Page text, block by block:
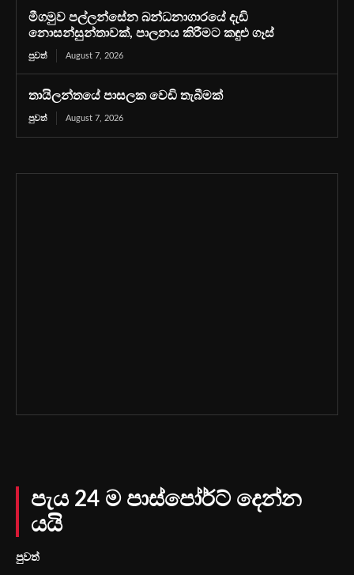
මීගමුව පල්ලන්සේන බන්ධනාගාරයේ දැඩි
නොසන්සුන්තාවක්, පාලනය කිරීමට කඳුළු ගෑස්
පුවත් August 7, 2026
තායිලන්තයේ පාසලක වෙඩි තැබීමක්
පුවත් August 7, 2026